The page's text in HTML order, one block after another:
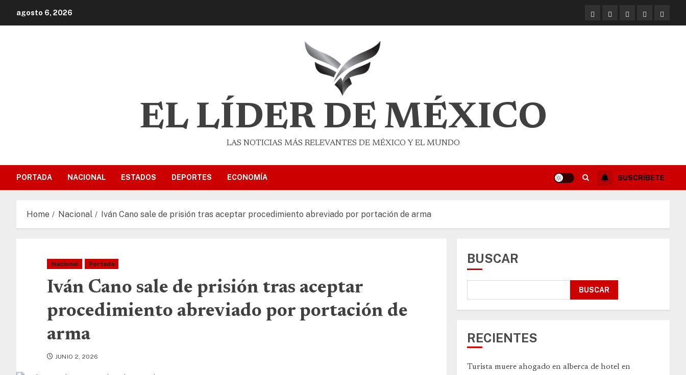
agosto 6, 2026
EL LÍDER DE MÉXICO
LAS NOTICIAS MÁS RELEVANTES DE MÉXICO Y EL MUNDO
PORTADA NACIONAL ESTADOS DEPORTES ECONOMÍA SUSCRÍBETE
Home Nacional Iván Cano sale de prisión tras aceptar procedimiento abreviado por portación de arma
Nacional Portada
Iván Cano sale de prisión tras aceptar
procedimiento abreviado por portación de
arma
JUNIO 2, 2026
BUSCAR
BUSCAR
RECIENTES
Turista muere ahogado en alberca de hotel en